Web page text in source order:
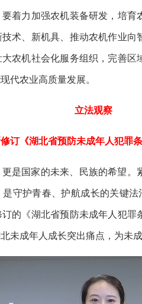
着力加强农机装备研发，培
术、新机具、推动农机作业
农机社会化服务组织，完善
代农业高质量发展。
立法观察
订《湖北省预防未成年人犯罪
是国家的未来、民族的希望
守护青春、护航成长的关键
的《湖北省预防未成年人犯
未成年人成长突出痛点，为未